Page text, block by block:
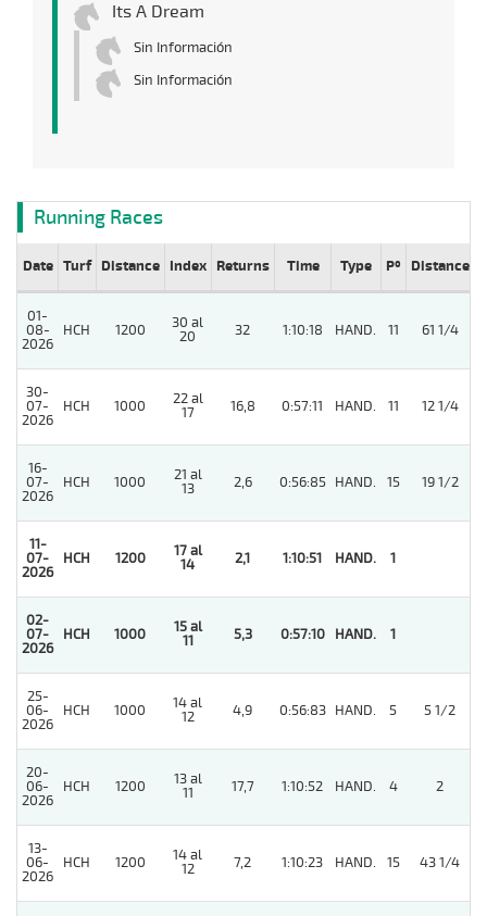
Its A Dream
Sin Información
Sin Información
Running Races
Date Turf Distance Index Returns Time Type Pº Distance
01-
08-
2026
HCH 1200
30 al
20
32 1:10:18 HAND. 11 61 1/4
30-
07-
2026
HCH 1000
22 al
17
16,8 0:57:11 HAND. 11 12 1/4
16-
07-
2026
HCH 1000
21 al
13
2,6 0:56:85 HAND. 15 19 1/2
11-
07-
2026
HCH 1200
17 al
14
2,1 1:10:51 HAND. 1
02-
07-
2026
HCH 1000
15 al
11
5,3 0:57:10 HAND. 1
25-
06-
2026
HCH 1000
14 al
12
4,9 0:56:83 HAND. 5 5 1/2
20-
06-
2026
HCH 1200
13 al
11
17,7 1:10:52 HAND. 4 2
13-
06-
2026
HCH 1200
14 al
12
7,2 1:10:23 HAND. 15 43 1/4